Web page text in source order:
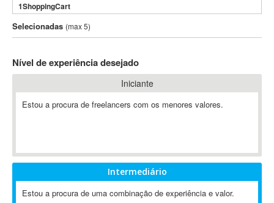
1ShoppingCart
3DS Max
3GSM
802.11
A-GPS
ABAP
Abaqus
ABBYY FineReader
Selecionadas (max 5)
Nível de experiência desejado
Iniciante
Estou a procura de freelancers com os menores valores.
Intermediário
Estou a procura de uma combinação de experiência e valor.